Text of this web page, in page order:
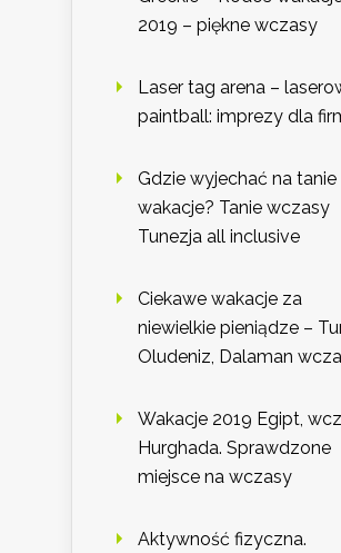
2019 – piękne wczasy
Laser tag arena –
paintball: imprezy dla
Gdzie wyjechać na tanie
wakacje? Tanie wczasy
Tunezja all inclusive
Ciekawe wakacje za
niewielkie pieniądze –
Oludeniz, Dalaman
Wakacje 2019 Egipt,
Hurghada. Sprawdzone
miejsce na wczasy
Aktywność fizyczna.